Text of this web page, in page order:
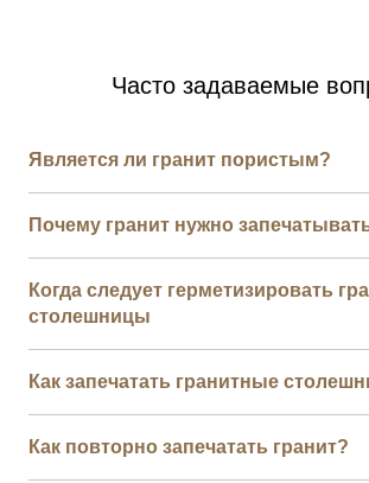
Часто задаваемые
Является ли гранит пористым?
Почему гранит нужно
Когда следует герметизировать
столешницы
Как запечатать гранитные
Как повторно запечатать гранит?